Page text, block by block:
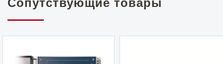
Сопутствующие товары